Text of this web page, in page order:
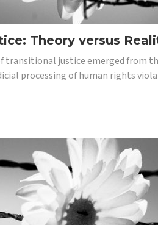
Theory versus
transitional justice emerged
processing of human rights